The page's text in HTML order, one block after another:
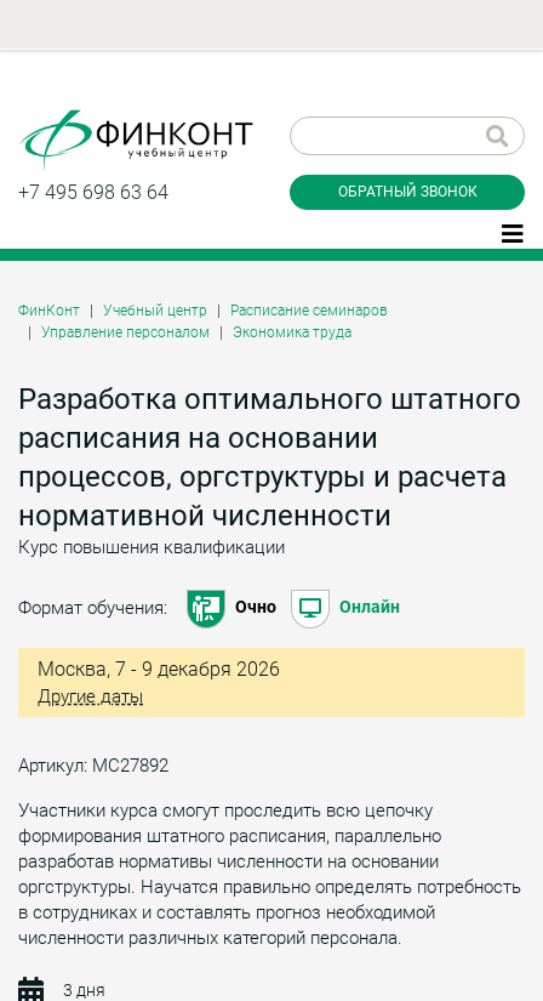
+7 495 698 63 64 ОБРАТНЫЙ ЗВОНОК
ФинКонт Учебный центр
Расписание семинаров
Управление персоналом
Экономика труда
Разработка оптимального штатного
расписания на основании
процессов, оргструктуры и расчета
нормативной численности
Курс повышения квалификации
Формат обучения: Очно Онлайн
Москва, 7 - 9 декабря 2026
Другие даты
Артикул: МС27892
Участники курса смогут проследить всю цепочку
формирования штатного расписания, параллельно
разработав нормативы численности на основании
оргструктуры. Научатся правильно определять потребность
в сотрудниках и составлять прогноз необходимой
численности различных категорий персонала.
3 дня
звонок
Даю согласие на обработку персональных
Заказать